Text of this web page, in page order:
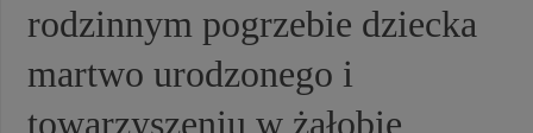
rodzinnym pogrzebie dziecka
martwo urodzonego i
towarzyszeniu w żałobie